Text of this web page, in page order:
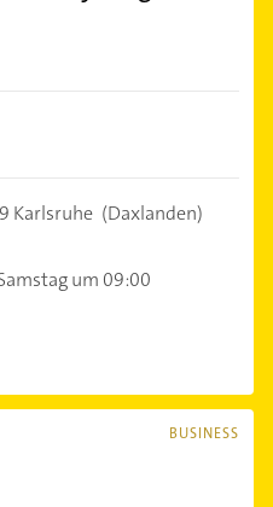
Karlsruhe (Daxlanden)
um 09:00
BUSINESS